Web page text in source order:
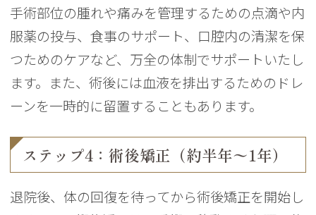
手術部位の腫れや痛みを管理するための点滴や内
服薬の投与、食事のサポート、口腔内の清潔を保
つためのケアなど、万全の体制でサポートいたし
ます。また、術後には血液を排出するためのドレ
ーンを一時的に留置することもあります。
ステップ4：術後矯正（約半年〜1年）
退院後、体の回復を待ってから術後矯正を開始し